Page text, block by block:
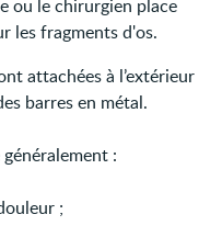
ou le chirurgien place
les fragments d'os.
attachées à l’extérieur
barres en métal.
généralement :
;